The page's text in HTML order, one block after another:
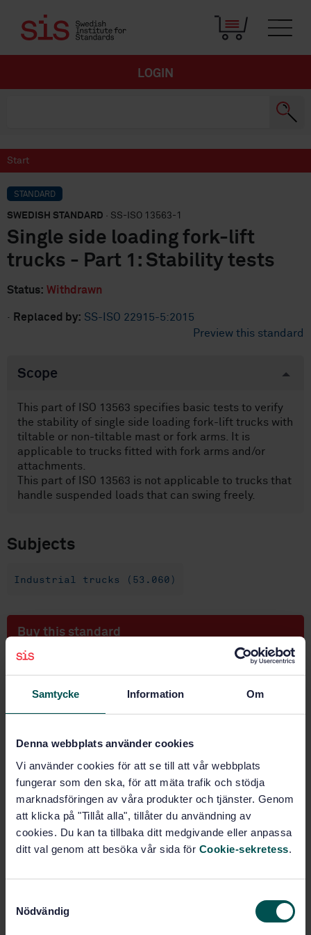
Samtycke Information Om
Denna webbplats använder cookies
Vi använder cookies för att se till att vår webbplats
fungerar som den ska, för att mäta trafik och stödja
marknadsföringen av våra produkter och tjänster. Genom
att klicka på "Tillåt alla", tillåter du användning av
cookies. Du kan ta tillbaka ditt medgivande eller anpassa
ditt val genom att besöka vår sida för Cookie-sekretess.
Nödvändig
LOGIN
Start
STANDARD
SWEDISH STANDARD · SS-ISO 13563-1
Single side loading fork-lift
trucks - Part 1: Stability tests
Status: Withdrawn
· Replaced by: SS-ISO 22915-5:2015
Preview this standard
Scope
This part of ISO 13563 specifies basic tests to verify
the stability of single side loading fork-lift trucks with
tiltable or non-tiltable mast or fork arms. It is
applicable to trucks fitted with fork arms and/or
attachments.
This part of ISO 13563 is not applicable to trucks that
handle suspended loads that can swing freely.
Subjects
Industrial trucks (53.060)
Buy this standard
Price:789 SEK
PDF
Add to cart
Show more